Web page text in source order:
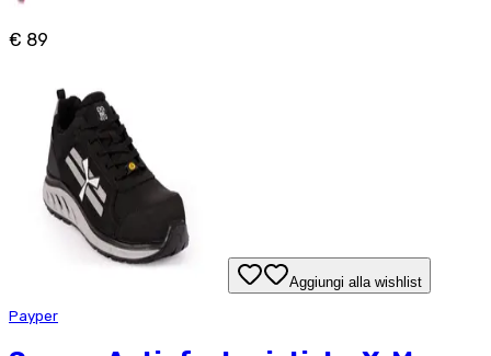
€ 89
Aggiungi alla wishlist
Payper